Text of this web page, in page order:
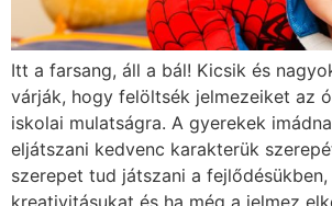
Itt a farsang, áll a bál! Kicsik és
várják, hogy felöltsék jelmezeiket az
iskolai mulatságra. A gyerekek
eljátszani kedvenc karakterük
szerepet tud játszani a